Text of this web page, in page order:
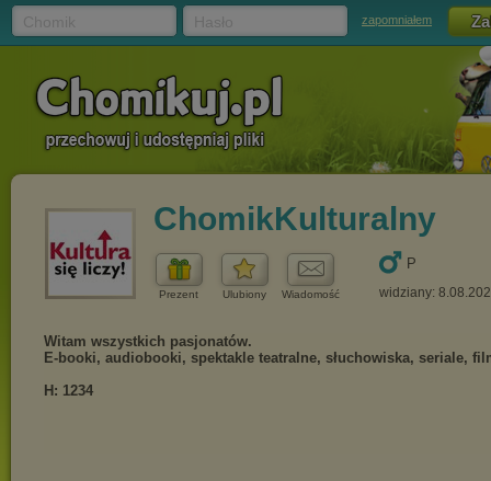
zapomniałem
ChomikKulturalny
Prezent Ulubiony Wiadomość
P
widziany: